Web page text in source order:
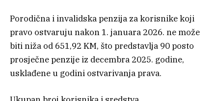
Porodična i invalidska penzija za korisnike koji
pravo ostvaruju nakon 1. januara 2026. ne može
biti niža od 651,92 KM, što predstavlja 90 posto
prosječne penzije iz decembra 2025. godine,
usklađene u godini ostvarivanja prava.